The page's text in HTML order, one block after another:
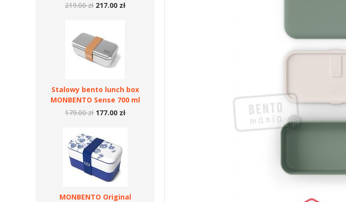
219.00 zł 217.00 zł
Stalowy bento lunch box
MONBENTO Sense 700 ml
179.00 zł 177.00 zł
MONBENTO Original